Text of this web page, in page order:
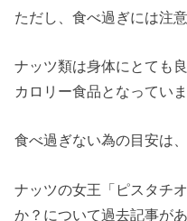
ただし、食べ過ぎには注意
ナッツ類は身体にとても
カロリー食品となっていま
食べ過ぎない為の目安は
ナッツの女王「ピスタチ
か？について過去記事が